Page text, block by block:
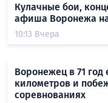
Кулачные бои,
афиша Воронежа
10:13 Вчера
Воронежец в 71 год
километров и
соревнованиях